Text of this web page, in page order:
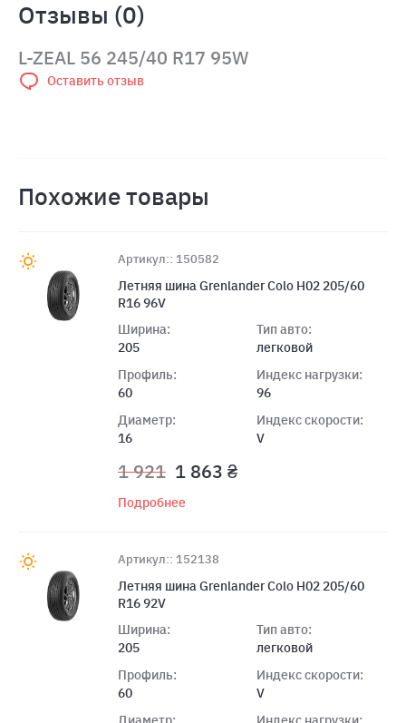
Отзывы (0)
L-ZEAL 56 245/40 R17 95W
Оставить отзыв
Похожие товары
Артикул:: 150582
Летняя шина Grenlander Colo H02 205/60
R16 96V
Ширина:
205
Профиль:
60
Диаметр:
16
Тип авто:
легковой
Индекс нагрузки:
96
Индекс скорости:
V
1 921 1 863 ₴
Подробнее
Артикул:: 152138
Летняя шина Grenlander Colo H02 205/60
R16 92V
Ширина:
205
Профиль:
60
Тип авто:
легковой
Индекс скорости:
V